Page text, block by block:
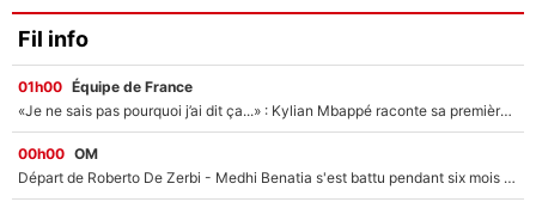
Fil info
01h00 Équipe de France
«Je ne sais pas pourquoi j’ai dit ça...» : Kylian Mbappé raconte sa première rencontre avec Zinédine Zidane (et c’est très drôle)
00h00 OM
Départ de Roberto De Zerbi - Medhi Benatia s'est battu pendant six mois pour le retenir à l'OM, le PSG a été le naufrage de trop : «Je pars avec toi»